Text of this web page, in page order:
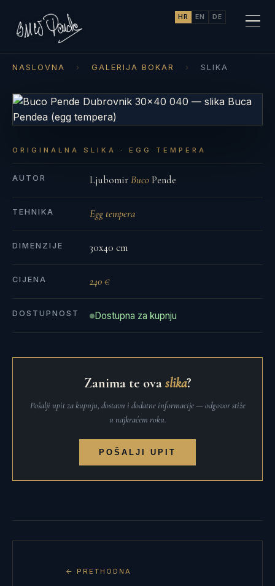
HR EN DE
NASLOVNA › GALERIJA BOKAR › SLIKA
ORIGINALNA SLIKA · EGG TEMPERA
AUTOR LjubomirBucoPende
TEHNIKA Egg tempera
DIMENZIJE 30x40 cm
CIJENA 240 €
DOSTUPNOST Dostupna za kupnju
Zanima te ovaslika?
Pošalji upit za kupnju, dostavu i dodatne informacije — odgovor stiže
u najkraćem roku.
POŠALJI UPIT
← PRETHODNA